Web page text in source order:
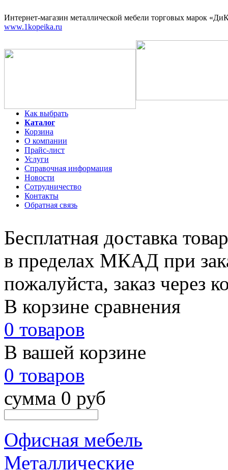
Интернет-магазин металлической мебели торговых марок
www.1kopeika.ru
Как выбрать
Каталог
Корзина
О компании
Прайс-лист
Услуги
Справочная информация
Новости
Сотрудничество
Контакты
Обратная связь
Бесплатная доставка
в пределах МКАД при
пожалуйста, заказ через
В корзине сравнения
0 товаров
В вашей корзине
0 товаров
сумма 0 руб
Офисная мебель
Металлические